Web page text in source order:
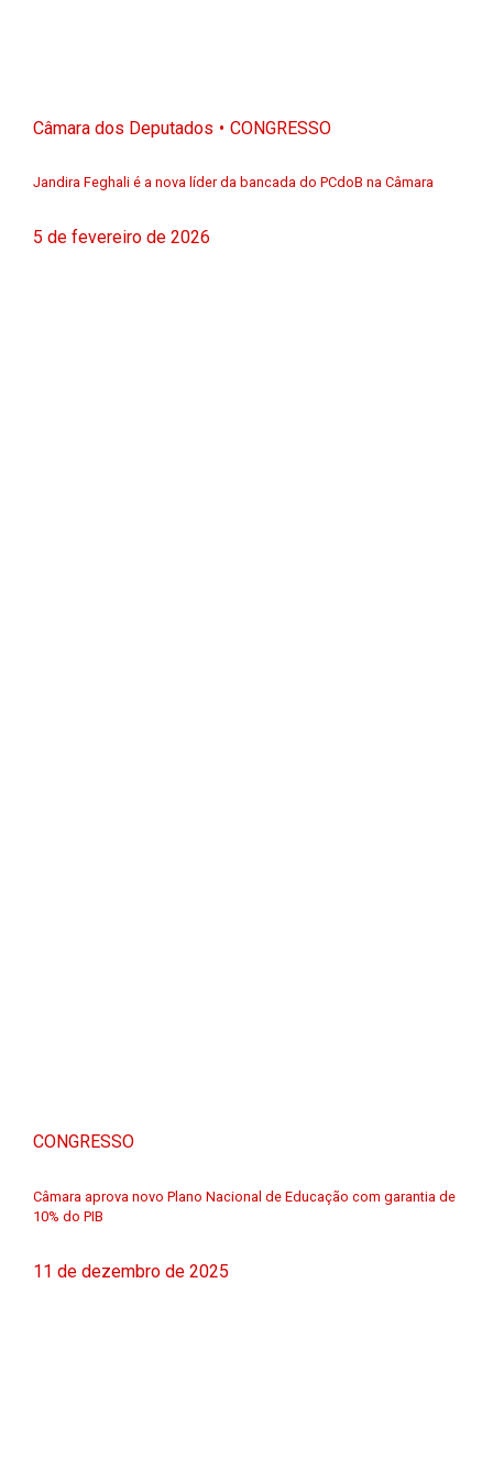
Câmara dos Deputados CONGRESSO
Jandira Feghali é a nova líder da bancada do PCdoB na Câmara
5 de fevereiro de 2026
CONGRESSO
Câmara aprova novo Plano Nacional de Educação com garantia de
10% do PIB
11 de dezembro de 2025